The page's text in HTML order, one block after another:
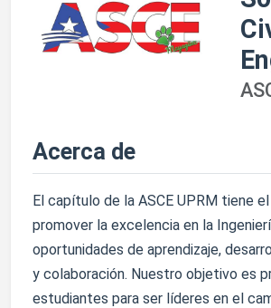
Acerca de
El capítulo de la ASCE UPRM tiene
promover la excelencia en la
oportunidades de aprendizaje,
y colaboración. Nuestro objetivo es
estudiantes para ser líderes en el